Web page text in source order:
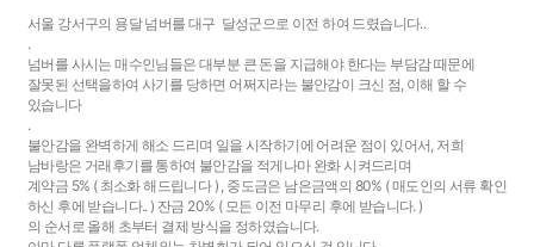
서울 강서구의 용달 넘버를 대구 달성군으로 이전 하여 드렸습니다..
.
넘버를 사시는 매수인님들은 대부분 큰 돈을 지급해야 한다는 부담감 때문에
잘못된 선택을하여 사기를 당하면 어쩌지라는 불안감이 크신 점, 이해 할 수
있습니다
.
불안감을 완벽하게 해소 드리며 일을 시작하기에 어려운 점이 있어서, 저희
남바랑은 거래후기를 통하여 불안감을 적게나마 완화 시켜드리며
계약금 5% ( 최소화 해드립니다 ) , 중도금은 남은금액의 80% ( 매도인의 서류 확인
하신 후에 받습니다.. ) 잔금 20% ( 모든 이전 마무리 후에 받습니다. )
의 순서로 올해 초부터 결제 방식을 정하였습니다.